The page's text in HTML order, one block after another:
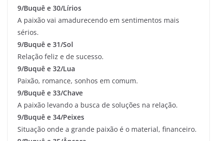
9/Buquê e 30/Lírios
A paixão vai amadurecendo em sentimentos mais
sérios.
9/Buquê e 31/Sol
Relação feliz e de sucesso.
9/Buquê e 32/Lua
Paixão, romance, sonhos em comum.
9/Buquê e 33/Chave
A paixão levando a busca de soluções na relação.
9/Buquê e 34/Peixes
Situação onde a grande paixão é o material, financeiro.